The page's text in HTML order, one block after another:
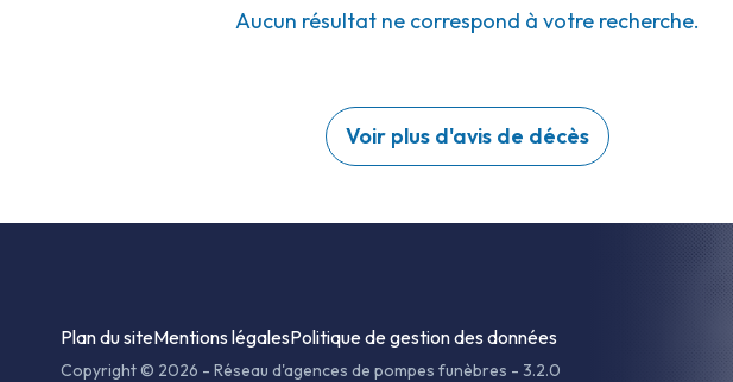
Aucun résultat ne correspond à votre recherche.
Voir plus d'avis de décès
Plan du siteMentions légalesPolitique de gestion des données
Copyright © 2026 - Réseau d'agences de pompes funèbres - 3.2.0